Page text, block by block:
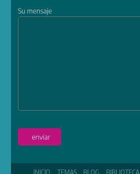
Su mensaje
enviar